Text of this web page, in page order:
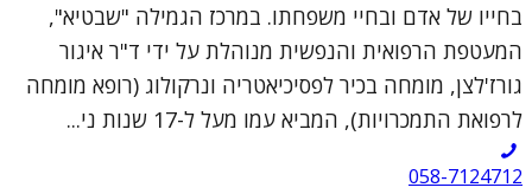
בחייו של אדם ובחיי משפחתו. במרכז הגמילה "שבטיא",
המעטפת הרפואית והנפשית מנוהלת על ידי ד"ר איגור
גורז'לצן, מומחה בכיר לפסיכיאטריה ונרקולוג (רופא מומחה
לרפואת התמכרויות), המביא עמו מעל ל-17 שנות ני...
058-7124712